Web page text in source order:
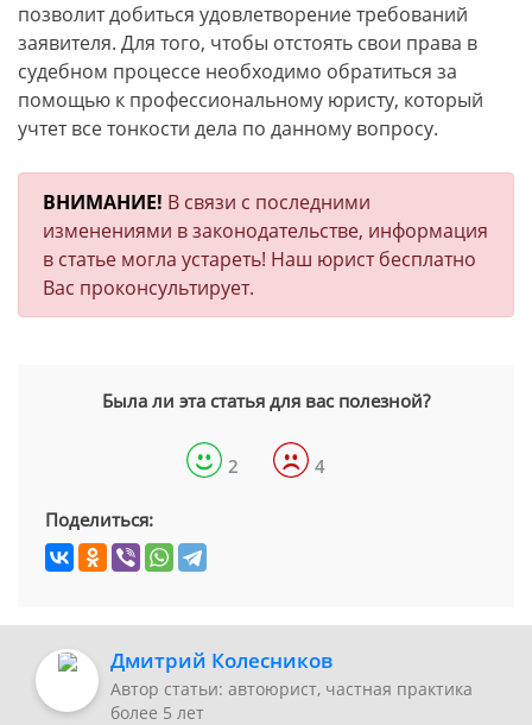
позволит добиться удовлетворение требований
заявителя. Для того, чтобы отстоять свои права в
судебном процессе необходимо обратиться за
помощью к профессиональному юристу, который
учтет все тонкости дела по данному вопросу.
ВНИМАНИЕ! В связи с последними
изменениями в законодательстве, информация
в статье могла устареть! Наш юрист бесплатно
Вас проконсультирует.
Была ли эта статья для вас полезной?
2 4
Поделиться:
Дмитрий Колесников
Автор статьи: автоюрист, частная практика
более 5 лет